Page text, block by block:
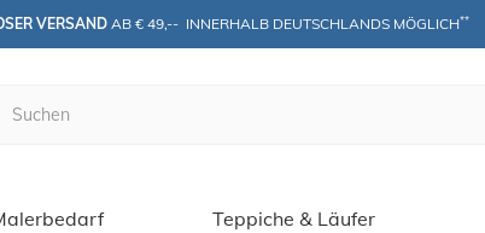
VERSAND AB € 49,--  INNERHALB DEUTSCHLANDS MÖGLICH**
Teppiche & Läufer